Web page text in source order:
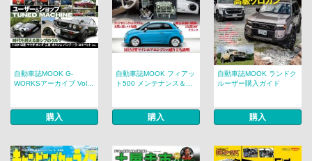
自動車誌MOOK G-
WORKSアーカイブ Vol...
購入
自動車誌MOOK フィアッ
ト500 メンテナンス＆...
購入
自動車誌MOOK ランドク
ルーザー購入ガイド
購入